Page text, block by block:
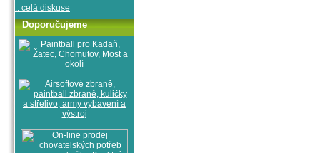
.. celá diskuse
Doporučujeme